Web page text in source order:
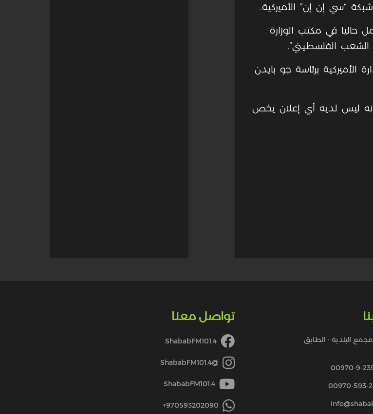
“سي إن إن” الأميركية.
حاليا في مكتب الوزارة
الفلسطيني”.
الأميركية برئاسة جو بايدن
إنه ليس لديه أي إعلان يخص
البلدية - الطابق
00970-9-
00970-593-
تواصل معنا
ShababFM101.4
@ShababFM101.4
ShababFM101.4
970593202090+